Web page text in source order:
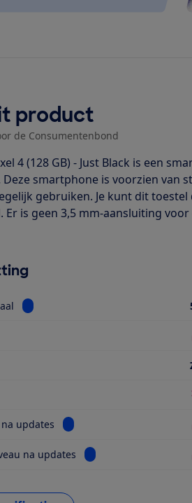
product
de Consumentenbond
4 (128 GB) - Just Black is een
Deze smartphone is voorzien van
gebruiken. Je kunt dit
Er is geen 3,5 mm-aansluiting
Bekijk informatie voor
informatie voor Gewicht
voor Kleur
voor 5G
updates Bekijk informatie voor
na updates Bekijk informatie voor